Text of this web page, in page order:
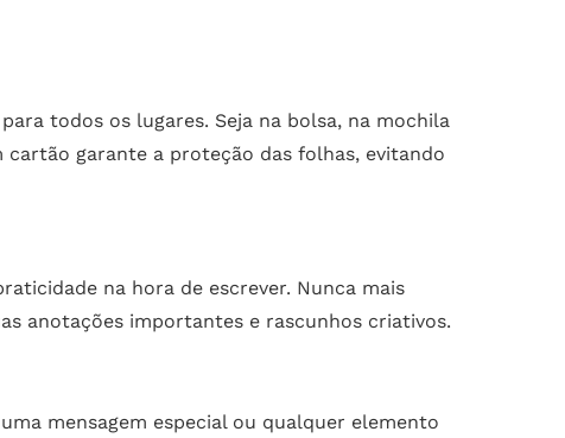
todos os lugares. Seja na bolsa, na mochila
cartão garante a proteção das folhas, evitando
na hora de escrever. Nunca mais
anotações importantes e rascunhos criativos.
mensagem especial ou qualquer elemento